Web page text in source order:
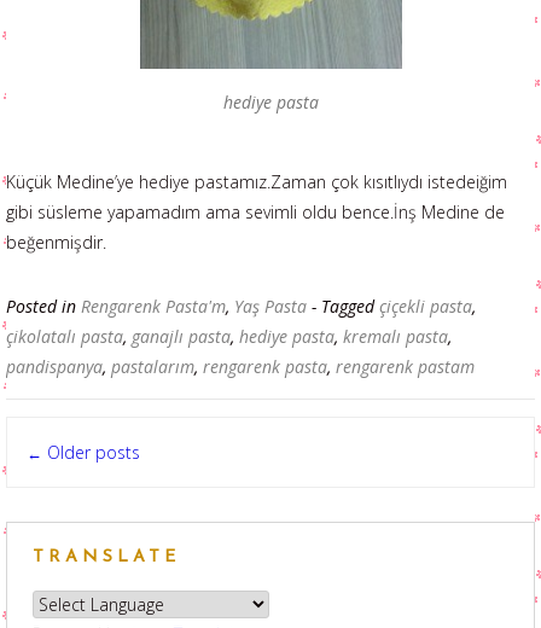
hediye pasta
Küçük Medine’ye hediye pastamız.Zaman çok kısıtlıydı istedeiğim
gibi süsleme yapamadım ama sevimli oldu bence.İnş Medine de
beğenmişdir.
Posted in Rengarenk Pasta'm, Yaş Pasta - Taggedçiçekli pasta,
çikolatalı pasta, ganajlı pasta, hediye pasta, kremalı pasta,
pandispanya, pastalarım, rengarenk pasta, rengarenk pastam
Posts
navigation
← Older posts
TRANSLATE